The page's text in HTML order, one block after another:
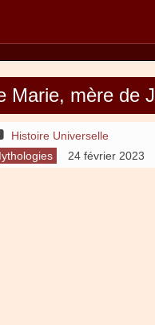
Marie, mère de
Histoire Universelle
24 février 2023